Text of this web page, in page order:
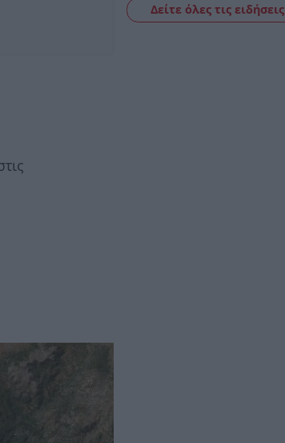
Δείτε όλες τις ειδήσεις